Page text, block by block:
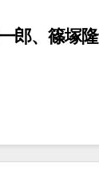
郎、篠塚隆